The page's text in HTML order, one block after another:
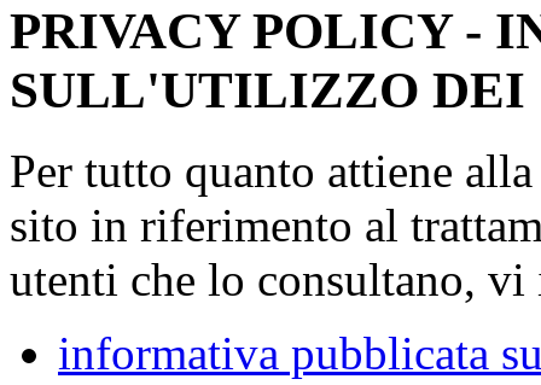
PRIVACY POLICY -
SULL'UTILIZZO DEI
Per tutto quanto attiene
sito in riferimento al
utenti che lo consultano,
informativa pubblicata